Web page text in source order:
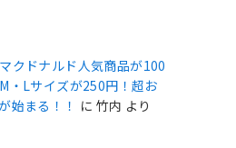
クドナルド人気商品が100
・Lサイズが250円！超お
始まる！！ に 竹内 より